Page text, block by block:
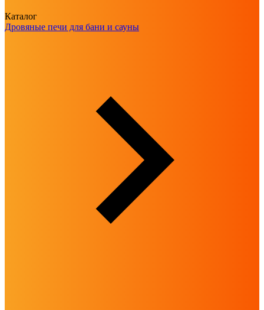
Каталог
Дровяные печи для бани и сауны